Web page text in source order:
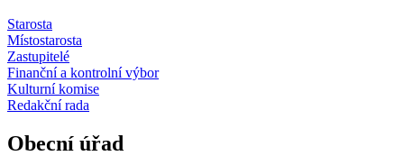
Starosta
Místostarosta
Zastupitelé
Finanční a kontrolní výbor
Kulturní komise
Redakční rada
Obecní úřad